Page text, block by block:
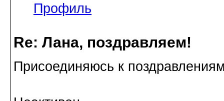
Профиль
Re: Лана, поздравляем!
Присоединяюсь к